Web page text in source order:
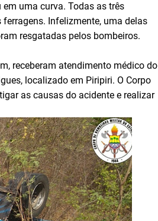
uma curva. Todas as três
Infelizmente, uma delas
resgatadas pelos bombeiros.
receberam atendimento médico do
localizado em Piripiri. O Corpo
as causas do acidente e realizar